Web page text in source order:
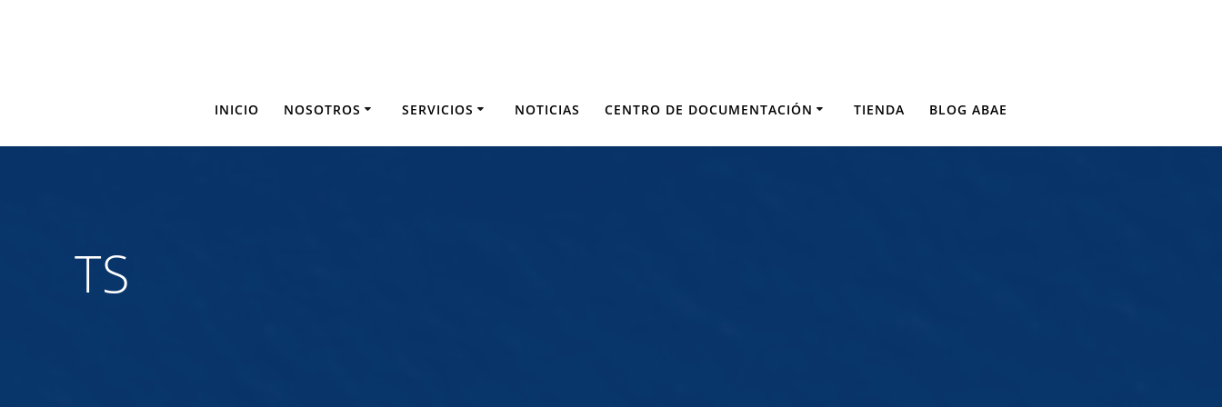
INICIO NOSOTROS SERVICIOS NOTICIAS CENTRO DE DOCUMENTACIÓN TIENDA BLOG ABAE
TS